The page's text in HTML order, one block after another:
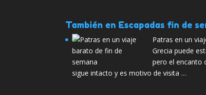
También en Escapadas fin de
Patras en un
Grecia puede
pero el encanto
sigue intacto y es motivo de visita …